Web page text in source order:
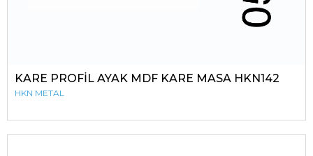
KARE PROFİL AYAK MDF KARE MASA HKN142
HKN METAL